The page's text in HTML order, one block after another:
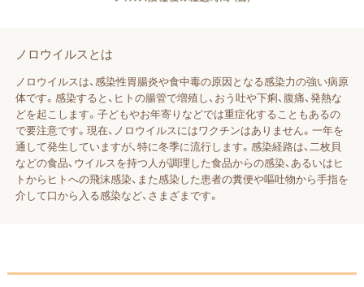
ノロウイルスとは
ノロウイルスは、感染性胃腸炎や食中毒の原因となる感染力の強い病原
体です。感染すると、ヒトの腸管で増殖し、おう吐や下痢、腹痛、発熱な
どを起こします。子どもやお年寄りなどでは重症化することもあるの
で要注意です。現在、ノロウイルスにはワクチンはありません。一年を
通して発生していますが、特に冬季に流行します。感染経路は、二枚貝
などの食品、ウイルスを持つ人が調理した食品からの感染、あるいはヒ
トからヒトへの飛沫感染、また感染した患者の糞便や嘔吐物から手指を
介して口から入る感染など、さまざまです。